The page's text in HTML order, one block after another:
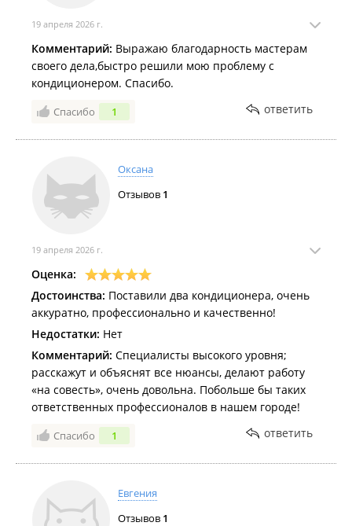
19 апреля 2026 г.
Комментарий: Выражаю благодарность мастерам
своего дела,быстро решили мою проблему с
кондиционером. Спасибо.
Спасибо 1 ответить
Оксана
Отзывов 1
19 апреля 2026 г.
Оценка:
Достоинства: Поставили два кондиционера, очень
аккуратно, профессионально и качественно!
Недостатки: Нет
Комментарий: Специалисты высокого уровня;
расскажут и объяснят все нюансы, делают работу
«на совесть», очень довольна. Побольше бы таких
ответственных профессионалов в нашем городе!
Спасибо 1 ответить
Евгения
Отзывов 1